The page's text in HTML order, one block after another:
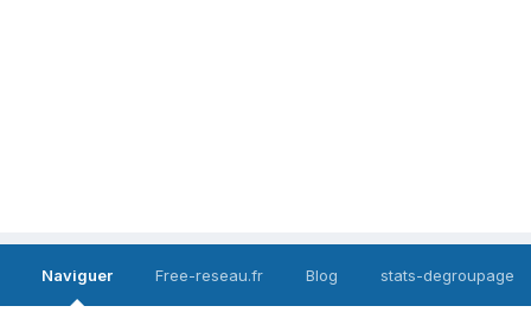
Naviguer Free-reseau.fr Blog stats-degroupage